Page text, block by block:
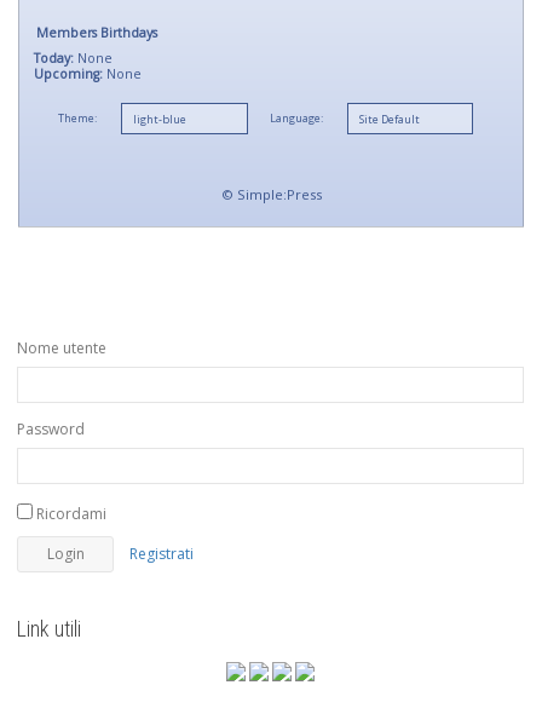
Members Birthdays
Today: None
Upcoming: None
Theme: Language:
© Simple:Press
Nome utente
Password
Ricordami
Registrati
Link utili